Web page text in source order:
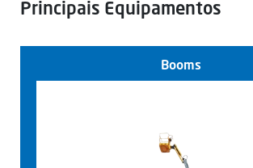
Principais Equipamentos
Booms